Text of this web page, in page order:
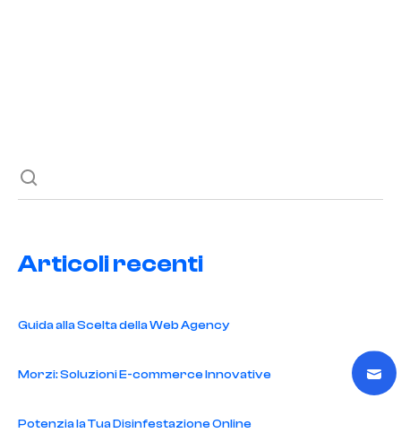
Articoli recenti
Guida alla Scelta della Web Agency
Morzi: Soluzioni E-commerce Innovative
Potenzia la Tua Disinfestazione Online